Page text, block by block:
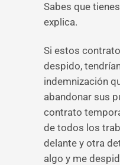
Sabes que
explica.
Si estos
despido,
indemnización
abandonar sus
contrato
de todos los
delante y otra
algo y me